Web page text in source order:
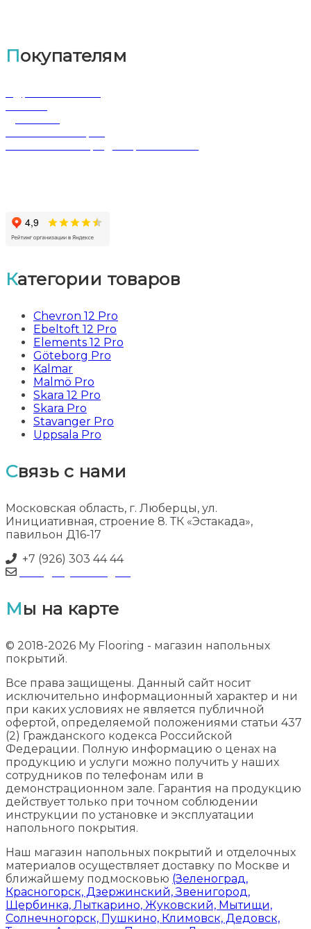
Покупателям
Категории товаров
Chevron 12 Pro
Ebeltoft 12 Pro
Elements 12 Pro
Göteborg Pro
Kalmar
Malmö Pro
Skara 12 Pro
Skara Pro
Stavanger Pro
Uppsala Pro
Связь с нами
Московская область, г. Люберцы, ул.
Инициативная, строение 8. ТК «Эстакада»,
павильон Д16-17
+7 (926) 303 44 44
Мы на карте
© 2018-2026 My Flooring - магазин напольных
покрытий.
Все права защищены. Данный сайт носит
исключительно информационный характер и ни
при каких условиях не является публичной
офертой, определяемой положениями статьи 437
(2) Гражданского кодекса Российской
Федерации. Полную информацию о ценах на
продукцию и услуги можно получить у наших
сотрудников по телефонам или в
демонстрационном зале. Гарантия на продукцию
действует только при точном соблюдении
инструкции по установке и эксплуатации
напольного покрытия.
Наш магазин напольных покрытий и отделочных
материалов осуществляет доставку по Москве и
ближайшему подмосковью (Зеленоград,
Красногорск, Дзержинский, Звенигород,
Щербинка, Лыткарино, Жуковский, Мытищи,
Солнечногорск, Пушкино, Климовск, Дедовск,